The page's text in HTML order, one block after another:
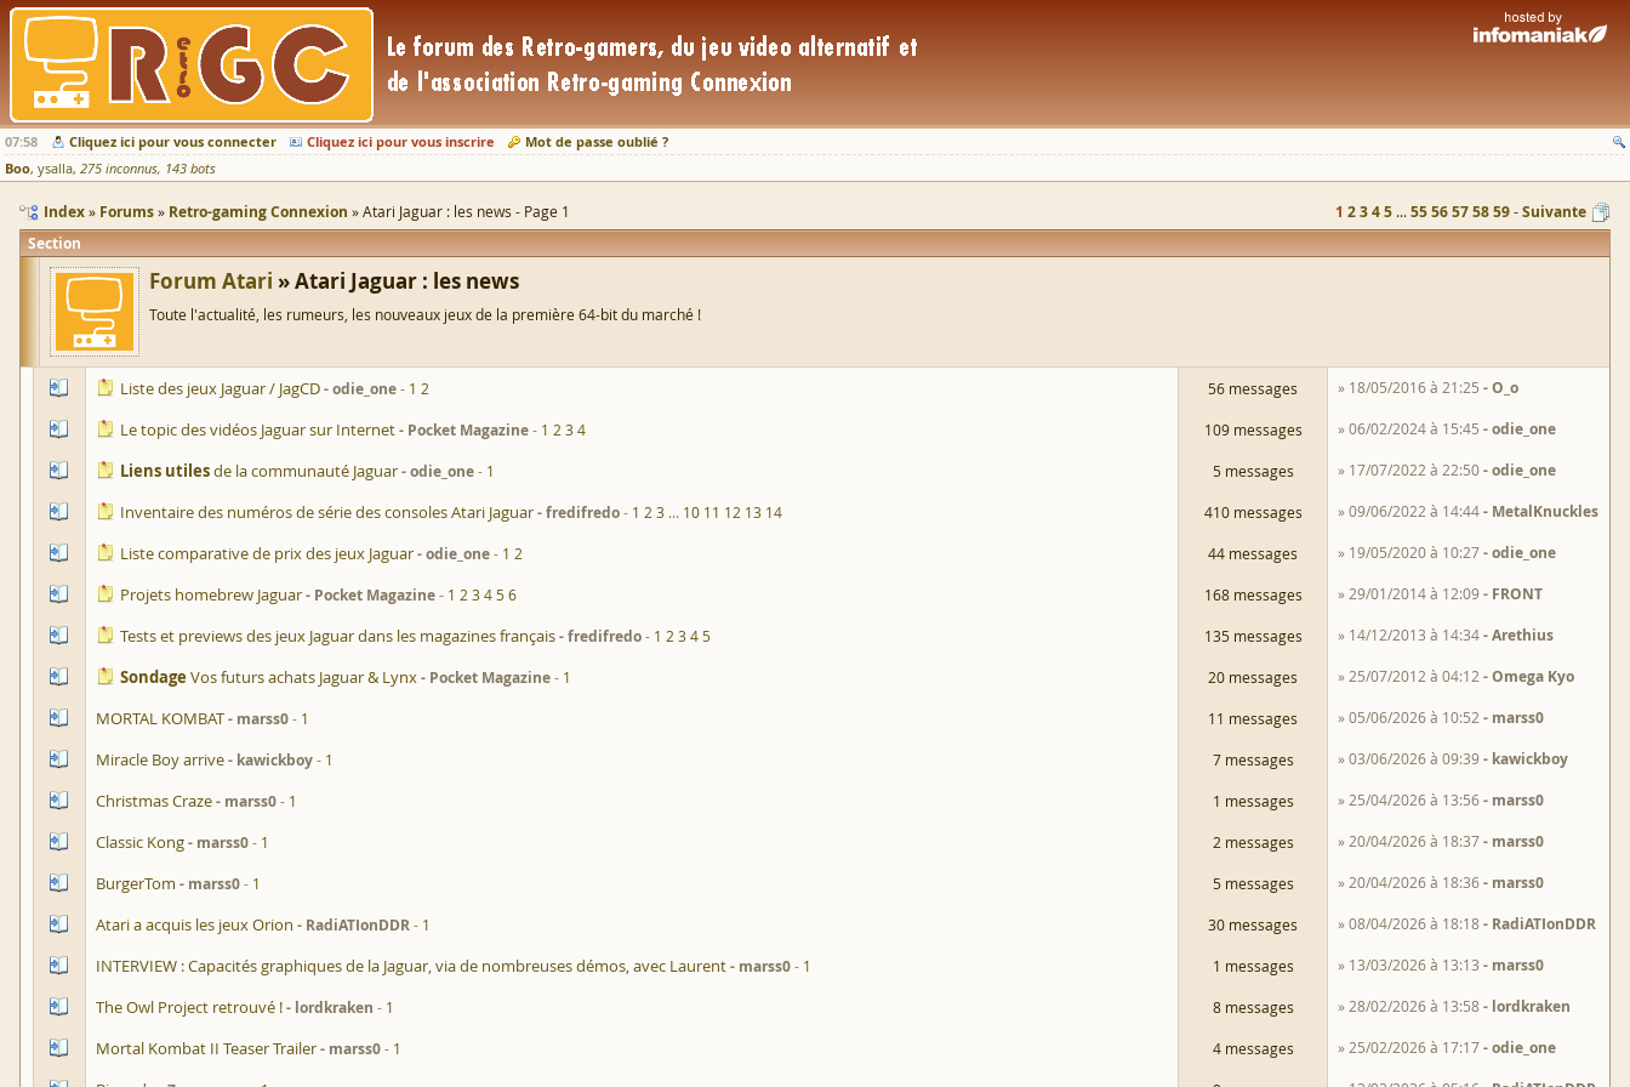
07:58 Cliquez ici pour vous connecter Cliquez ici pour vous inscrire
Mot de passe oublié ?
Boo ysalla 275 inconnus 143 bots
Index Forums Retro-gaming Connexion Atari Jaguar : les news - Page 1 1 2345 ...5556575859 Suivante
Section
Forum Atari Atari Jaguar : les news
Toute l'actualité, les rumeurs, les nouveaux jeux de la première 64-bit du marché !
Liste des jeux Jaguar / JagCD odie_one 1 2 56 messages » 18/05/2016 à 21:25 O_o
Le topic des vidéos Jaguar sur Internet Pocket Magazine 1 2 34 109 messages » 06/02/2024 à 15:45 odie_one
Liens utilesde la communauté Jaguar odie_one 1 5 messages » 17/07/2022 à 22:50 odie_one
Inventaire des numéros de série des consoles Atari Jaguar fredifredo 1 2 3 ... 10 11 12 13 14 410 messages » 09/06/2022 à 14:44 MetalKnuckles
Liste comparative de prix des jeux Jaguar odie_one 1 2 44 messages » 19/05/2020 à 10:27 odie_one
Projets homebrew Jaguar Pocket Magazine 1 2 3456 168 messages » 29/01/2014 à 12:09 FRONT
Tests et previews des jeux Jaguar dans les magazines français fredifredo 1 2 345 135 messages » 14/12/2013 à 14:34 Arethius
Sondage Vos futurs achats Jaguar & Lynx Pocket Magazine 1 20 messages » 25/07/2012 à 04:12 Omega Kyo
MORTAL KOMBAT marss0 1 11 messages » 05/06/2026 à 10:52 marss0
Miracle Boy arrive kawickboy 1 7 messages » 03/06/2026 à 09:39 kawickboy
Christmas Craze marss0 1 1 messages » 25/04/2026 à 13:56 marss0
Classic Kong marss0 1 2 messages » 20/04/2026 à 18:37 marss0
BurgerTom marss0 1 5 messages » 20/04/2026 à 18:36 marss0
Atari a acquis les jeux Orion RadiATIonDDR 1 30 messages » 08/04/2026 à 18:18 RadiATIonDDR
INTERVIEW : Capacités graphiques de la Jaguar, via de nombreuses démos, avec Laurent marss0 1 1 messages » 13/03/2026 à 13:13 marss0
The Owl Project retrouvé ! lordkraken 1 8 messages » 28/02/2026 à 13:58 lordkraken
Mortal Kombat II Teaser Trailer marss0 1 4 messages » 25/02/2026 à 17:17 odie_one